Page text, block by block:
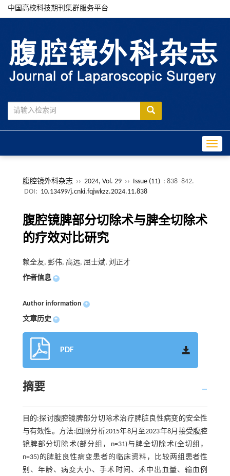
中国高校科技期刊集群服务平台
腹腔镜外科杂志 ›› 2024, Vol. 29 ›› Issue (11) : 838 -842.
DOI: 10.13499/j.cnki.fqjwkzz.2024.11.838
腹腔镜脾部分切除术与脾全切除术
的疗效对比研究
赖全友, 彭伟, 高远, 屈士斌, 刘正才
作者信息 +
Author information +
文章历史 +
PDF
摘要
目的:探讨腹腔镜脾部分切除术治疗脾脏良性病变的安全性
与有效性。方法:回顾分析2015年8月至2023年8月接受腹腔
镜脾部分切除术(部分组，n=31)与脾全切除术(全切组，
n=35)的脾脏良性病变患者的临床资料，比较两组患者性
别、年龄、病变大小、手术时间、术中出血量、输血例